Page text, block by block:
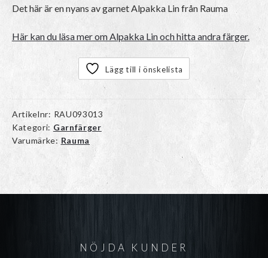
Det här är en nyans av garnet Alpakka Lin från Rauma
Här kan du läsa mer om Alpakka Lin och hitta andra färger.
Lägg till i önskelista
Artikelnr: RAU093013
Kategori: Garnfärger
Varumärke: Rauma
NÖJDA KUNDER